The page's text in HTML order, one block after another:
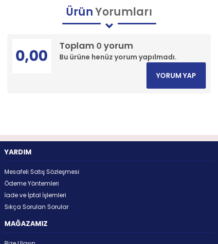
ÜrünYorumları
Toplam 0 yorum
Bu ürüne henüz yorum yapılmadı.
0,00
YORUM YAP
YARDIM
Mesafeli Satış Sözleşmesi
Ödeme Yöntemleri
İade ve İptal İşlemleri
Sıkça Sorulan Sorular
MAĞAZAMIZ